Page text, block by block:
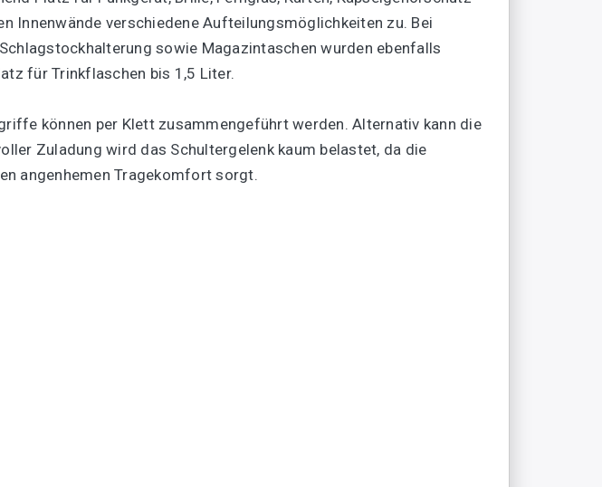
Innenwände verschiedene Aufteilungsmöglichkeiten zu. Bei
sowie Magazintaschen wurden ebenfalls
für Trinkflaschen bis 1,5 Liter.
können per Klett zusammengeführt werden. Alternativ kann die
Zuladung wird das Schultergelenk kaum belastet, da die
angenhemen Tragekomfort sorgt.